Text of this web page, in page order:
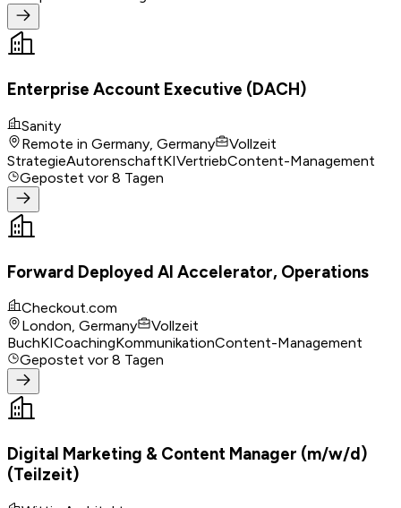
Enterprise Account Executive (DACH)
Sanity
Remote in Germany, Germany
Vollzeit
StrategieAutorenschaftKIVertriebContent-Management
Gepostet vor 8 Tagen
Forward Deployed AI Accelerator, Operations
Checkout.com
London, Germany
Vollzeit
BuchKICoachingKommunikationContent-Management
Gepostet vor 8 Tagen
Digital Marketing & Content Manager (m/w/d)
(Teilzeit)